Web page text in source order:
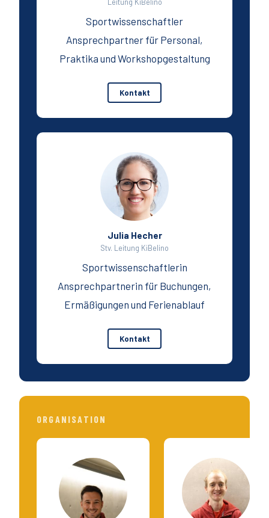
Leitung KiBelino
Sportwissenschaftler
Ansprechpartner für Personal,
Praktika und Workshopgestaltung
Kontakt
Julia Hecher
Stv. Leitung KiBelino
Sportwissenschaftlerin
Ansprechpartnerin für Buchungen,
Ermäßigungen und Ferienablauf
Kontakt
ORGANISATION